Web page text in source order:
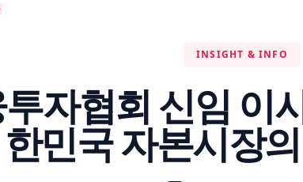
INSIGHT & INFO
자협회 신임 이
한민국 자본시장